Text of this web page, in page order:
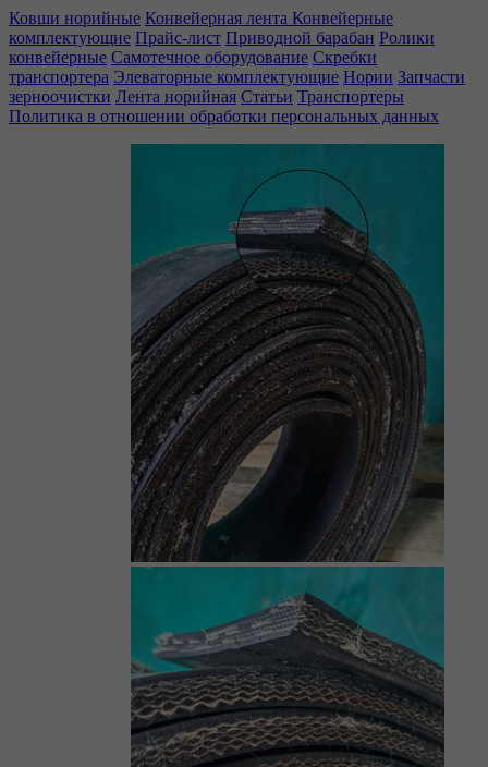
Ковши норийные Конвейерная лента Конвейерные
комплектующие Прайс-лист Приводной барабан Ролики
конвейерные Самотечное оборудование Скребки
транспортера Элеваторные комплектующие Нории Запчасти
зерноочистки Лента норийная Статьи Транспортеры
Политика в отношении обработки персональных данных